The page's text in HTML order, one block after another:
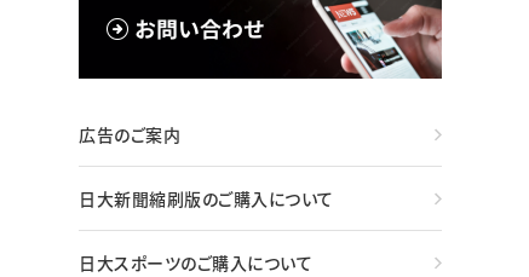
広告のご案内
日大新聞縮刷版のご購入について
日大スポーツのご購入について